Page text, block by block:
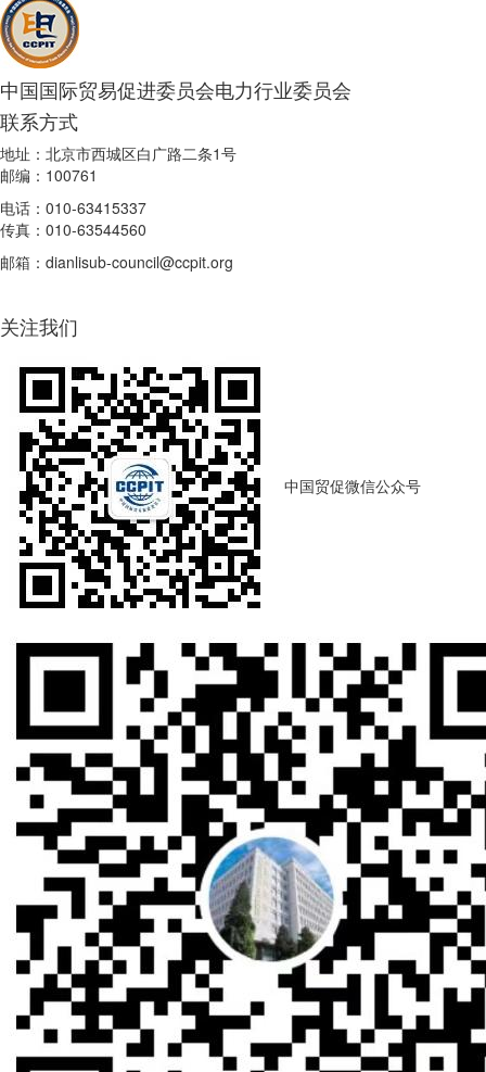
中国国际贸易促进委员会电力行业委员会
联系方式
地址：北京市西城区白广路二条1号
邮编：100761
电话：010-63415337
传真：010-63544560
邮箱：dianlisub-council@ccpit.org
关注我们
中国贸促微信公众号